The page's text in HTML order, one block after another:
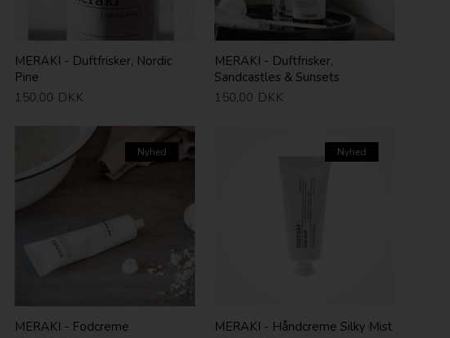
MERAKI - Duftfrisker, Nordic
Pine
150,00 DKK
MERAKI - Duftfrisker,
Sandcastles & Sunsets
150,00 DKK
Nyhed
MERAKI - Fodcreme
Nyhed
MERAKI - Håndcreme Silky Mist